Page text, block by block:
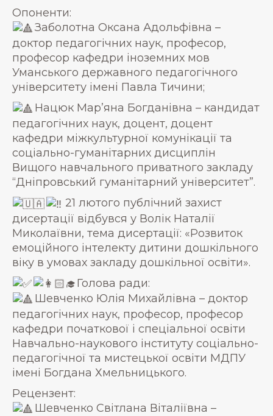
Опоненти:
Заболотна Оксана Адольфівна –
доктор педагогічних наук, професор,
професор кафедри іноземних мов
Уманського державного педагогічного
університету імені Павла Тичини;
Нацюк Мар’яна Богданівна – кандидат
педагогічних наук, доцент, доцент
кафедри міжкультурної комунікації та
соціально-гуманітарних дисциплін
Вищого навчального приватного закладу
“Дніпровський гуманітарний університет”.
21 лютого публічний захист
дисертації відбувся у Волік Наталії
Миколаївни, тема дисертації: «Розвиток
емоційного інтелекту дитини дошкільного
віку в умовах закладу дошкільної освіти».
Голова ради:
Шевченко Юлія Михайлівна – доктор
педагогічних наук, професор, професор
кафедри початкової і спеціальної освіти
Навчально-наукового інституту соціально-
педагогічної та мистецької освіти МДПУ
імені Богдана Хмельницького.
Рецензент:
Шевченко Світлана Віталіївна –